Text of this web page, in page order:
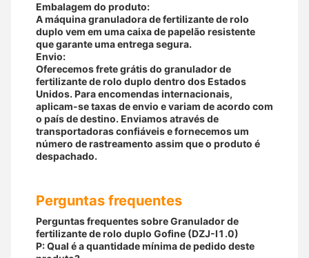
Embalagem do produto:
A máquina granuladora de fertilizante de rolo
duplo vem em uma caixa de papelão resistente
que garante uma entrega segura.
Envio:
Oferecemos frete grátis do granulador de
fertilizante de rolo duplo dentro dos Estados
Unidos. Para encomendas internacionais,
aplicam-se taxas de envio e variam de acordo com
o país de destino. Enviamos através de
transportadoras confiáveis ​​e fornecemos um
número de rastreamento assim que o produto é
despachado.
Perguntas frequentes
Perguntas frequentes sobre Granulador de
fertilizante de rolo duplo Gofine (DZJ-I1.0)
P: Qual é a quantidade mínima de pedido deste